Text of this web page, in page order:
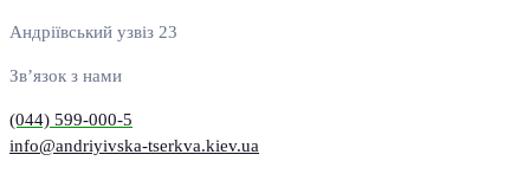
Андріївський узвіз 23
Зв’язок з нами
(044) 599-000-5
info@andriyivska-tserkva.kiev.ua